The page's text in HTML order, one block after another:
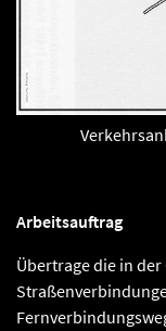
Arbeitsauftrag
Übertrage die in